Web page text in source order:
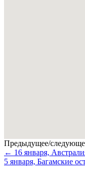
Предыдущее/
← 16 января,
5 января, Багамские